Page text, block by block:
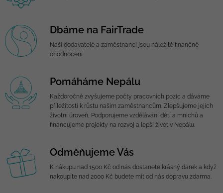
Dbáme na FairTrade
Naši dodavatelé a zaměstnanci jsou náležitě finančně
ohodnoceni
Pomáháme Nepálu
Každoročně zvyšujeme počty pracovních pozic a dáváme
příležitosti k růstu našim zaměstnancům. Zlepšujeme jejich
životní úroveň, Podporujeme vzdělávání dětí a mnichů a
financujeme projekty na rozvoj a lepší život v Nepálu.
Odměňujeme Vás
K nákupu nad 1500 Kč od nás dostanete krásný dárek a když
nakoupíte nad 2000 Kč budete mít od nás dopravu zdarma.